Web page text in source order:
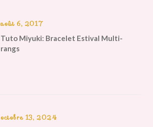
août 6, 2017
Tuto Miyuki: Bracelet Estival Multi-
rangs
octobre 13, 2024